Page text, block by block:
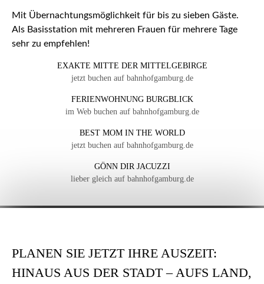
Mit Übernachtungsmöglichkeit für bis zu sieben Gäste.
Als Basisstation mit mehreren Frauen für mehrere Tage
sehr zu empfehlen!
EXAKTE MITTE DER MITTELGEBIRGE
jetzt buchen auf bahnhofgamburg.de
FERIENWOHNUNG BURGBLICK
im Web buchen auf bahnhofgamburg.de
BEST MOM IN THE WORLD
jetzt buchen auf bahnhofgamburg.de
GÖNN DIR JACUZZI
lieber gleich auf bahnhofgamburg.de
PLANEN SIE JETZT IHRE AUSZEIT:
HINAUS AUS DER STADT – AUFS LAND,